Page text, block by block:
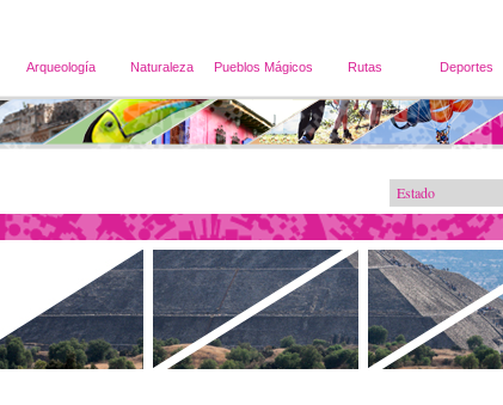
Arqueología Naturaleza Pueblos Mágicos Rutas Deportes
Estado